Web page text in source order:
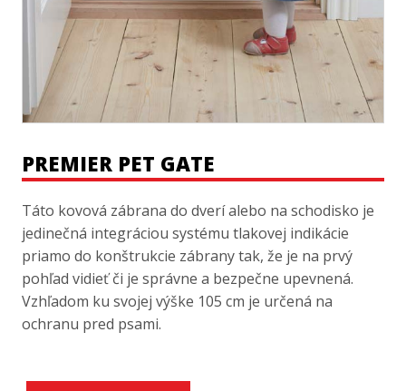
PREMIER PET GATE
Táto kovová zábrana do dverí alebo na schodisko je
jedinečná integráciou systému tlakovej indikácie
priamo do konštrukcie zábrany tak, že je na prvý
pohľad vidieť či je správne a bezpečne upevnená.
Vzhľadom ku svojej výške 105 cm je určená na
ochranu pred psami.